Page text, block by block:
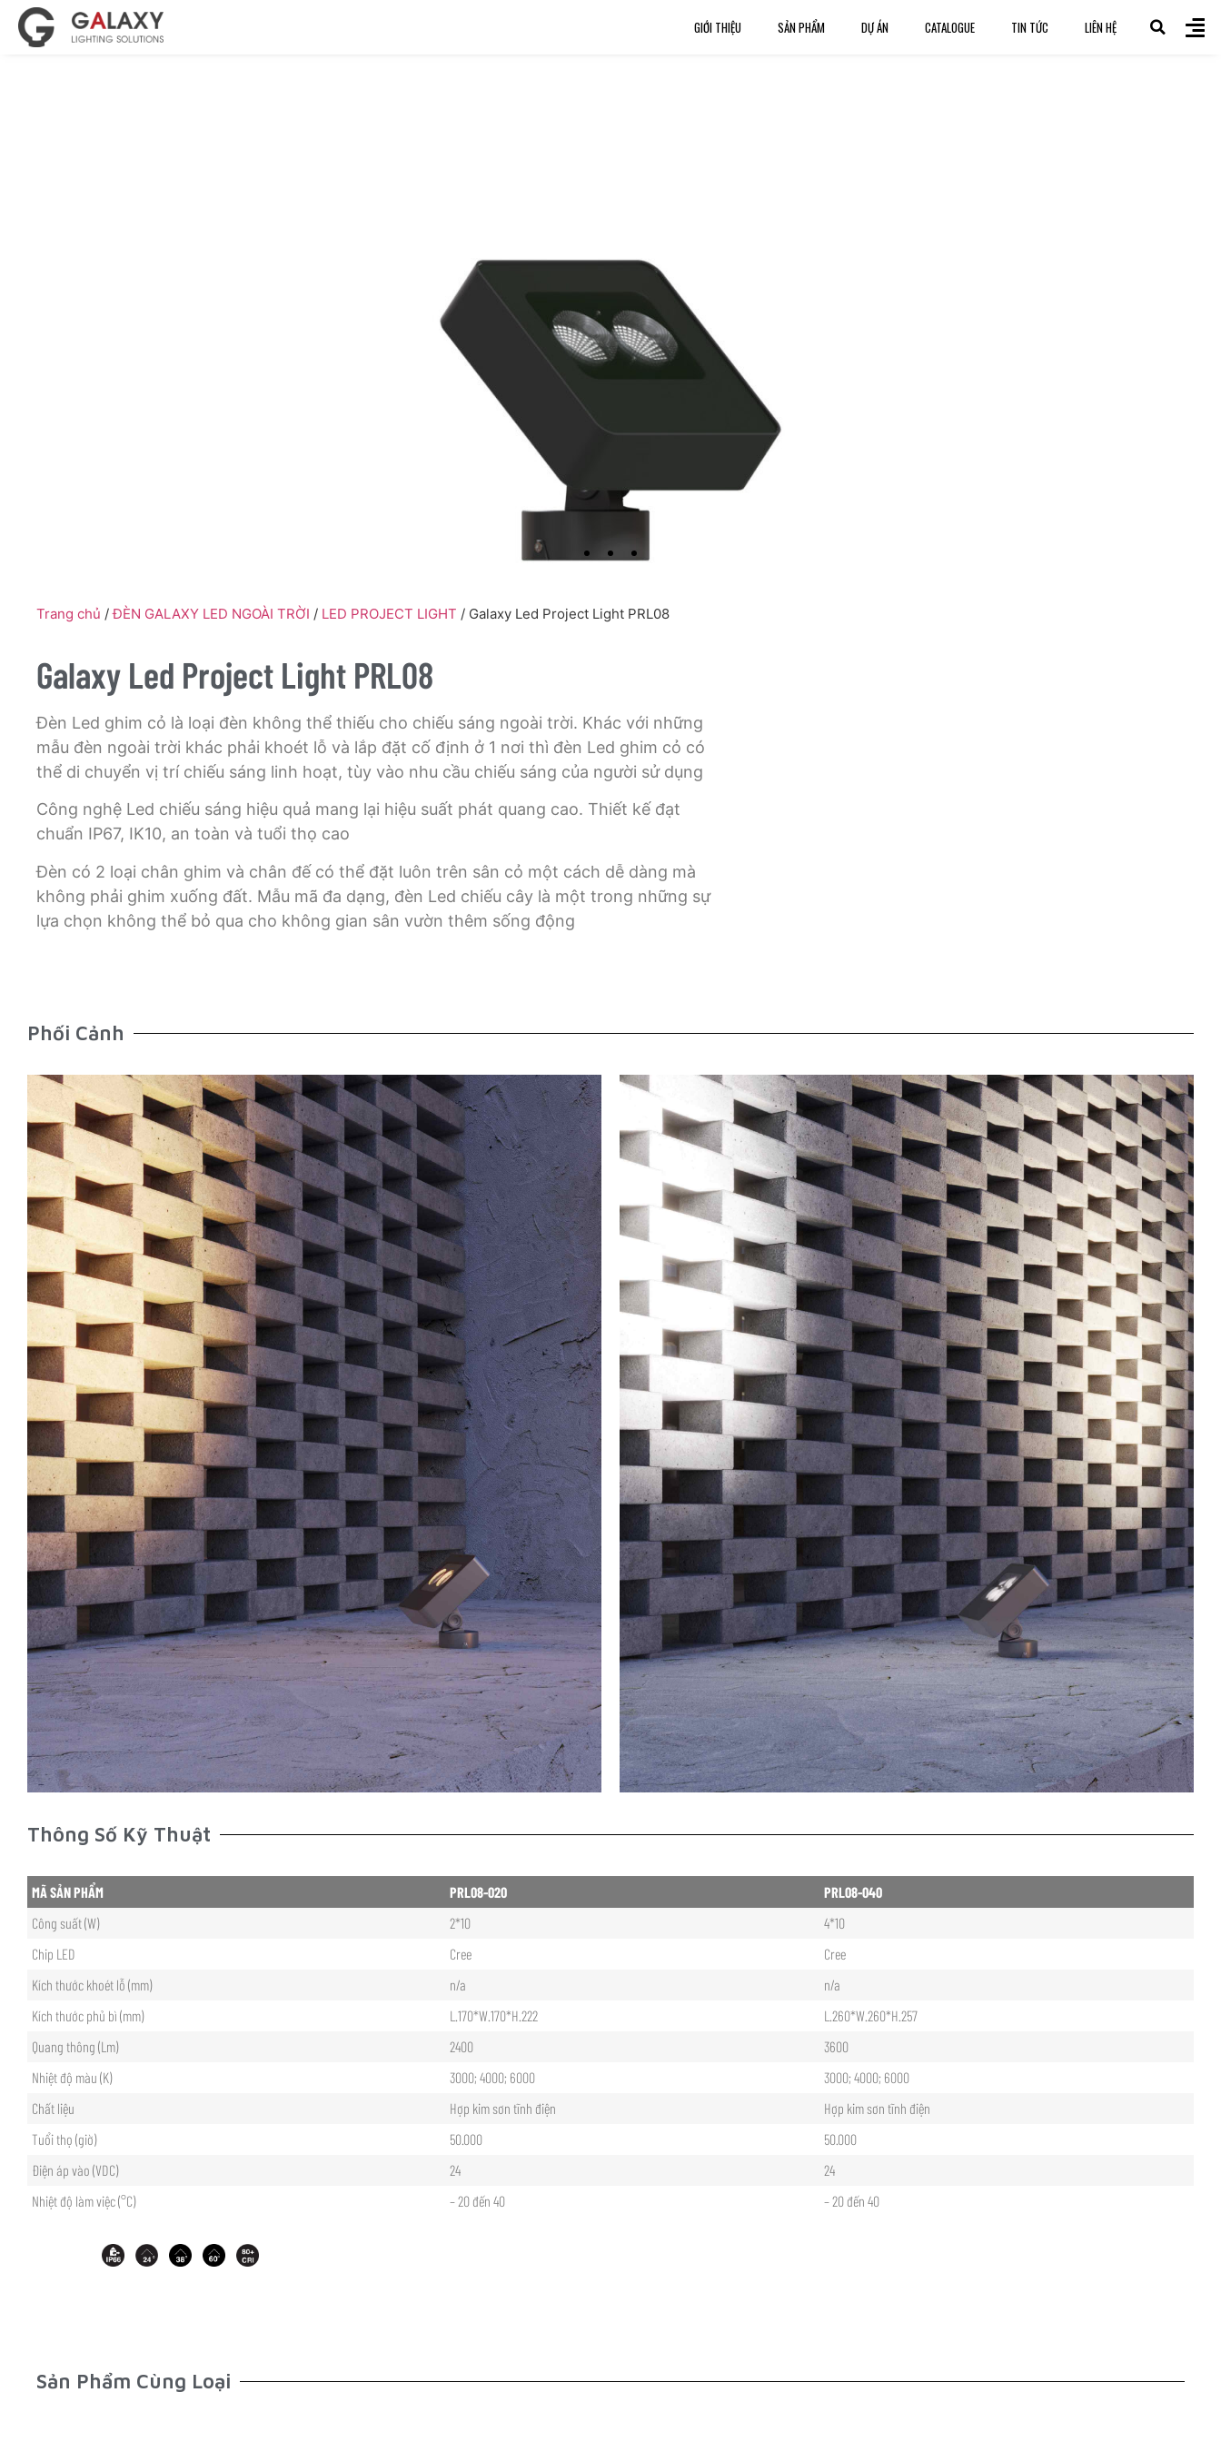
GIỚI THIỆU SẢN PHẨM DỰ ÁN CATALOGUE TIN TỨC LIÊN HỆ
Trang chủ /ĐÈN GALAXY LED NGOÀI TRỜI / LED PROJECT LIGHT / Galaxy Led Project Light PRL08
Galaxy Led Project Light PRL08
Đèn Led ghim cỏ là loại đèn không thể thiếu cho chiếu sáng ngoài trời. Khác với những
mẫu đèn ngoài trời khác phải khoét lỗ và lắp đặt cố định ở 1 nơi thì đèn Led ghim cỏ có
thể di chuyển vị trí chiếu sáng linh hoạt, tùy vào nhu cầu chiếu sáng của người sử dụng
Công nghệ Led chiếu sáng hiệu quả mang lại hiệu suất phát quang cao. Thiết kế đạt
chuẩn IP67, IK10, an toàn và tuổi thọ cao
Đèn có 2 loại chân ghim và chân đế có thể đặt luôn trên sân cỏ một cách dễ dàng mà
không phải ghim xuống đất. Mẫu mã đa dạng, đèn Led chiếu cây là một trong những sự
lựa chọn không thể bỏ qua cho không gian sân vườn thêm sống động
Phối Cảnh
Thông Số Kỹ Thuật
MÃ SẢN PHẨM PRL08-020
PRL08-040
Công suất (W)
2*10
4*10
Chip LED
Cree
Cree
Kích thước khoét lỗ (mm)
n/a
n/a
Kích thước phủ bì (mm)
L.170*W.170*H.222
L.260*W.260*H.257
Quang thông (Lm)
2400
3600
Nhiệt độ màu (K)
3000; 4000; 6000
3000; 4000; 6000
Chất liệu
Hợp kim sơn tĩnh điện
Hợp kim sơn tĩnh điện
Tuổi thọ (giờ)
50.000
50.000
Điện áp vào (VDC)
24
24
Nhiệt độ làm việc (°C)
– 20 đến 40 – 20 đến 40
Sản Phẩm Cùng Loại